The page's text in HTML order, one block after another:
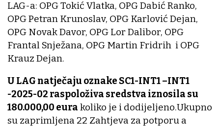
LAG-a: OPG Tokić Vlatka, OPG Dabić Ranko,
OPG Petran Krunoslav, OPG Karlović Dejan,
OPG Novak Davor, OPG Lor Dalibor, OPG
Frantal Snježana, OPG Martin Fridrih i OPG
Krauz Dejan.
U LAG natječaju oznake SC1-INT1 –INT1
-2025-02 raspoloživa sredstva iznosila su
180.000,00 eura koliko je i dodijeljeno.Ukupno
su zaprimljena 22 Zahtjeva za potporu a